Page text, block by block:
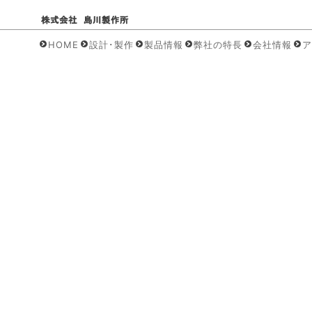
HOME 設計･製作 製品情報 弊社の特長 会社情報